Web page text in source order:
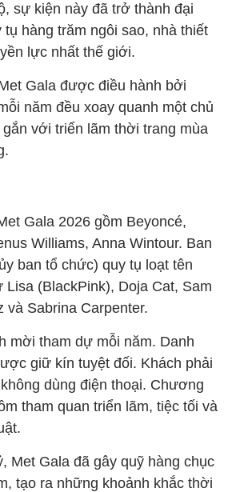
sự kiện này đã trở thành đại
hàng trăm ngôi sao, nhà thiết
lực nhất thế giới.
Gala được điều hành bởi
năm đều xoay quanh một chủ
với triển lãm thời trang mùa
Gala 2026 gồm Beyoncé,
Williams, Anna Wintour. Ban
ban tổ chức) quy tụ loạt tên
Lisa (BlackPink), Doja Cat, Sam
và Sabrina Carpenter.
mời tham dự mỗi năm. Danh
giữ kín tuyệt đối. Khách phải
dùng điện thoại. Chương
tham quan triển lãm, tiệc tối và
Met Gala đã gây quỹ hàng chục
tạo ra những khoảnh khắc thời